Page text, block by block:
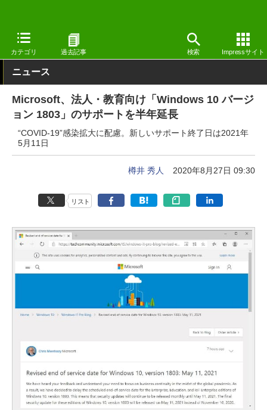
カテゴリ 過去記事 検索 Impressサイト
窓の杜 システム・ファイル Windows
ニュース
Microsoft、法人・教育向け「Windows 10 バージ
ョン 1803」のサポートを半年延長
“COVID-19”感染拡大に配慮。新しいサポート終了日は2021年
5月11日
樽井 秀人 2020年8月27日 09:30
リスト